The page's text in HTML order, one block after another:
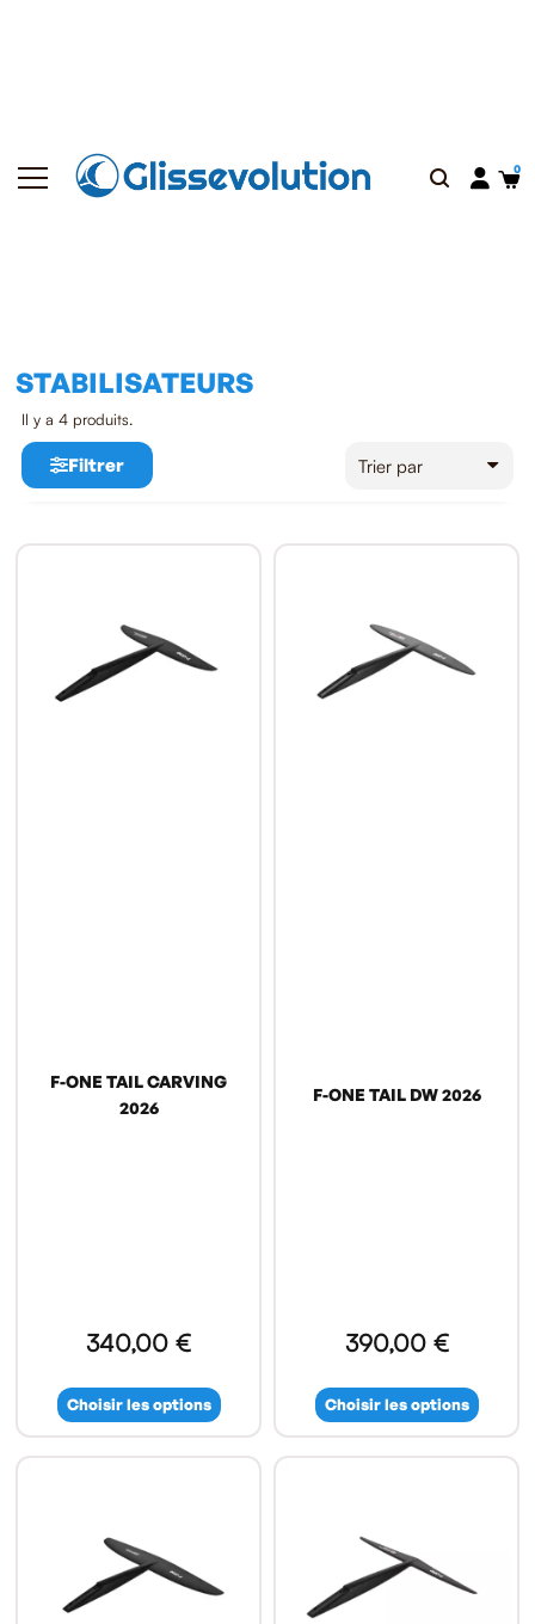
STABILISATEURS
Il y a 4 produits.
Filtrer
F-ONE TAIL CARVING
2026
340,00 €
Choisir les options
F-ONE TAIL DW 2026
390,00 €
Choisir les options